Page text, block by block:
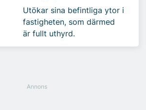
Utökar sina befintliga ytor i
fastigheten, som därmed
är fullt uthyrd.